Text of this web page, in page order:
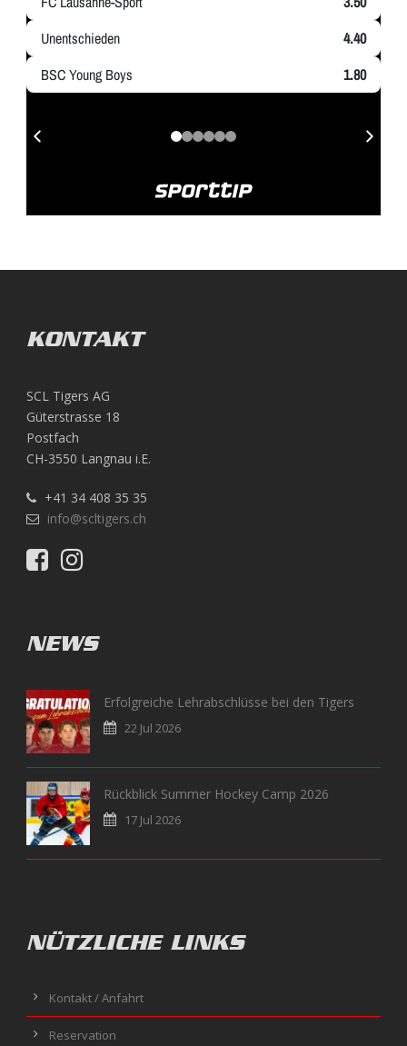
KONTAKT
SCL Tigers AG
Güterstrasse 18
Postfach
CH-3550 Langnau i.E.
+41 34 408 35 35
info@scltigers.ch
NEWS
Erfolgreiche Lehrabschlüsse bei den Tigers
22 Jul 2026
Rückblick Summer Hockey Camp 2026
17 Jul 2026
NÜTZLICHE LINKS
Kontakt / Anfahrt
Reservation